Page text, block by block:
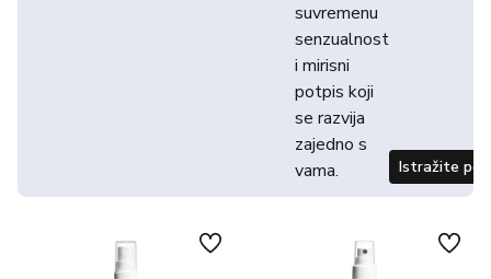
suvremenu
senzualnost
i mirisni
potpis koji
se razvija
zajedno s
vama.
Istražite